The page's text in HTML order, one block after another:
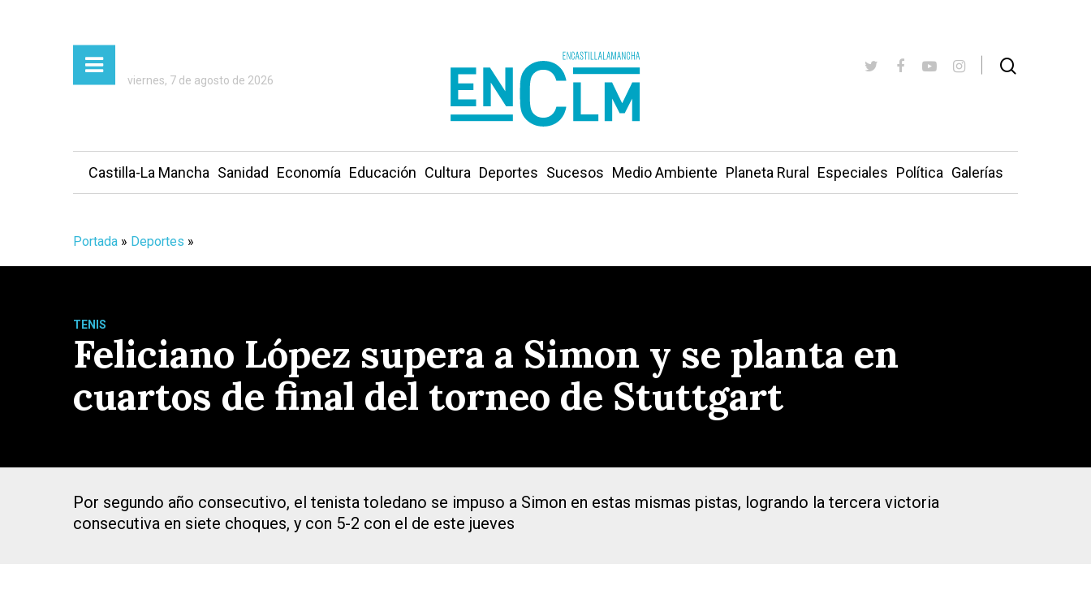
viernes, 7 de agosto de 2026
Castilla-La Mancha Sanidad Economía Educación Cultura Deportes Sucesos Medio Ambiente Planeta Rural Especiales Política Galerías
Portada » Deportes »
TENIS
Feliciano López supera a Simon y se planta en
cuartos de final del torneo de Stuttgart
Por segundo año consecutivo, el tenista toledano se impuso a Simon en estas mismas pistas, logrando la tercera victoria
consecutiva en siete choques, y con 5-2 con el de este jueves